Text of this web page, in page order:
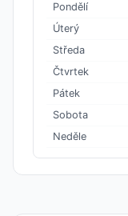
Pondělí
Úterý
Středa
Čtvrtek
Pátek
Sobota
Neděle